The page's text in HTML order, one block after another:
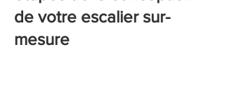
de votre escalier sur-
mesure